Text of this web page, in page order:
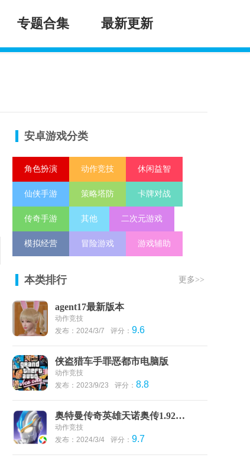
专题合集 最新更新
安卓游戏分类
角色扮演 动作竞技 休闲益智
仙侠手游 策略塔防 卡牌对战
传奇手游 其他 二次元游戏
模拟经营 冒险游戏 游戏辅助
本类排行 更多>>
agent17最新版本
动作竞技
发布：2024/3/7
评分： 9.6
侠盗猎车手罪恶都市电脑版
动作竞技
发布：2023/9/23
评分： 8.8
奥特曼传奇英雄天诺奥传1.92存档版
动作竞技
发布：2024/3/4
评分： 9.7